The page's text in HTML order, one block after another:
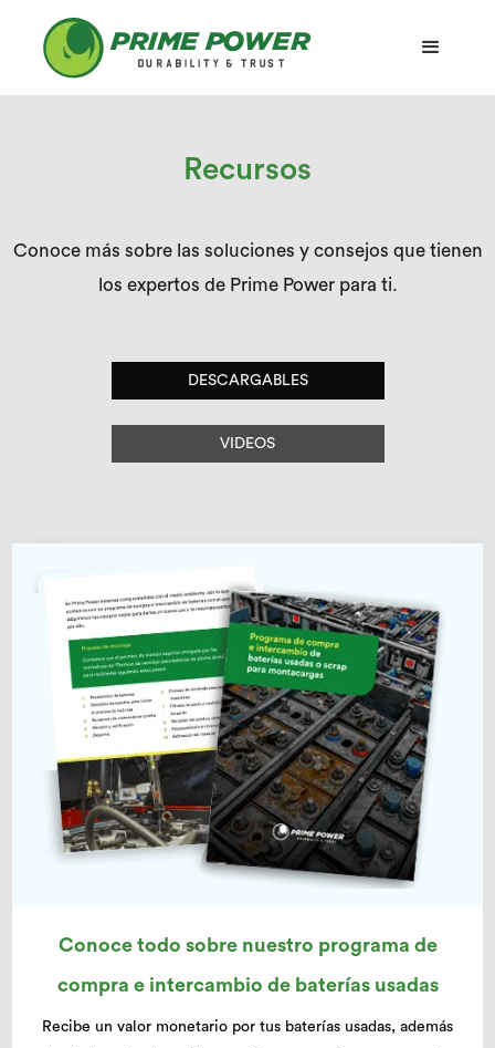
Recursos
Conoce más sobre las soluciones y consejos que tienen
los expertos de Prime Power para ti.
DESCARGABLES
VIDEOS
Conoce todo sobre nuestro programa de
compra e intercambio de baterías usadas
Recibe un valor monetario por tus baterías usadas, además